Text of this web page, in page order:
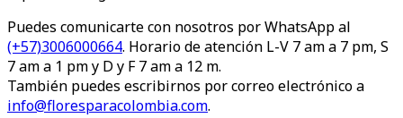
Puedes comunicarte con nosotros por WhatsApp al
(+57)3006000664. Horario de atención L-V 7 am a 7 pm, S
7 am a 1 pm y D y F 7 am a 12 m.
También puedes escribirnos por correo electrónico a
info@floresparacolombia.com.